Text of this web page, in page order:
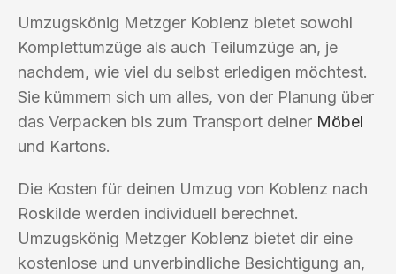
Umzugskönig Metzger Koblenz bietet sowohl
Komplettumzüge als auch Teilumzüge an, je
nachdem, wie viel du selbst erledigen möchtest.
Sie kümmern sich um alles, von der Planung über
das Verpacken bis zum Transport deiner Möbel
und Kartons.
Die Kosten für deinen Umzug von Koblenz nach
Roskilde werden individuell berechnet.
Umzugskönig Metzger Koblenz bietet dir eine
kostenlose und unverbindliche Besichtigung an,